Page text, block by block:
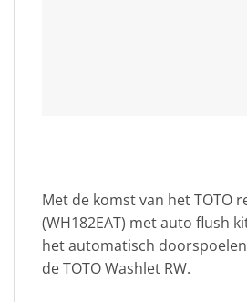
Met de komst van het TOTO
(WH182EAT) met auto flush
het automatisch
de TOTO Washlet RW.